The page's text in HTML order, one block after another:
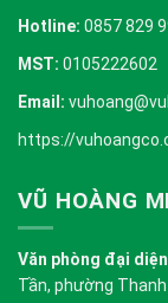
Hotline: 0857 829
MST: 0105222602
Email:
https://
VŨ HOÀNG
Văn phòng đại
Tần, phường